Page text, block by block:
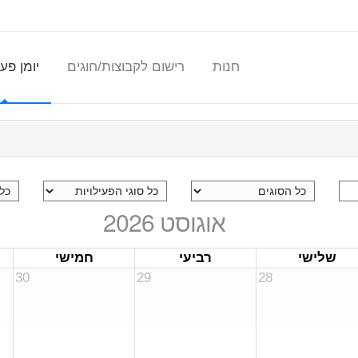
יומן רישום לקבוצות/חוגים חנות
אוגוסט 2026
חמישי רביעי
שלישי
30
29 28